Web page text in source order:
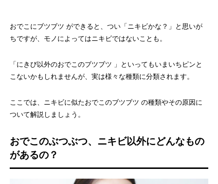
おでこにブツブツ ができると、つい「ニキビかな？」と思いが
ちですが、モノによってはニキビではないことも。
「にきび以外のおでこのブツブツ 」といってもいまいちピンと
こないかもしれませんが、実は様々な種類に分類されます。
ここでは、ニキビに似たおでこのブツブツ の種類やその原因に
ついて解説しましょう。
おでこのぶつぶつ、ニキビ以外にどんなもの
があるの？